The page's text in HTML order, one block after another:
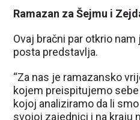
Ramazan za Šejmu i
Ovaj bračni par otkrio
posta predstavlja.
“Za nas je ramazansko
kojem preispitujemo
kojoj analiziramo da li
svojoj zajednici i na kraju